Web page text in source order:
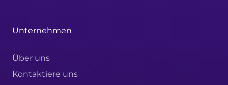
Unternehmen
Über uns
Kontaktiere uns